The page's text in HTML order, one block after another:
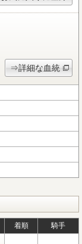
⇒詳細な血統
着順
騎手